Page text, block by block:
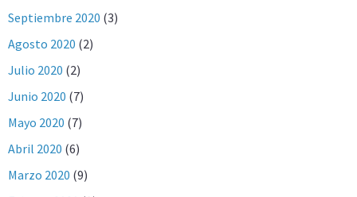
Septiembre 2020 (3)
Agosto 2020 (2)
Julio 2020 (2)
Junio 2020 (7)
Mayo 2020 (7)
Abril 2020 (6)
Marzo 2020 (9)